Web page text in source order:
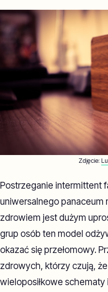
Zdjęcie:
Postrzeganie intermittent
uniwersalnego panaceum
zdrowiem jest dużym
grup osób ten model
okazać się przełomowy.
zdrowych, którzy czują,
wieloposiłkowe schematy